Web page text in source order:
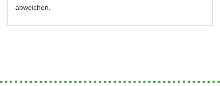
abweichen.